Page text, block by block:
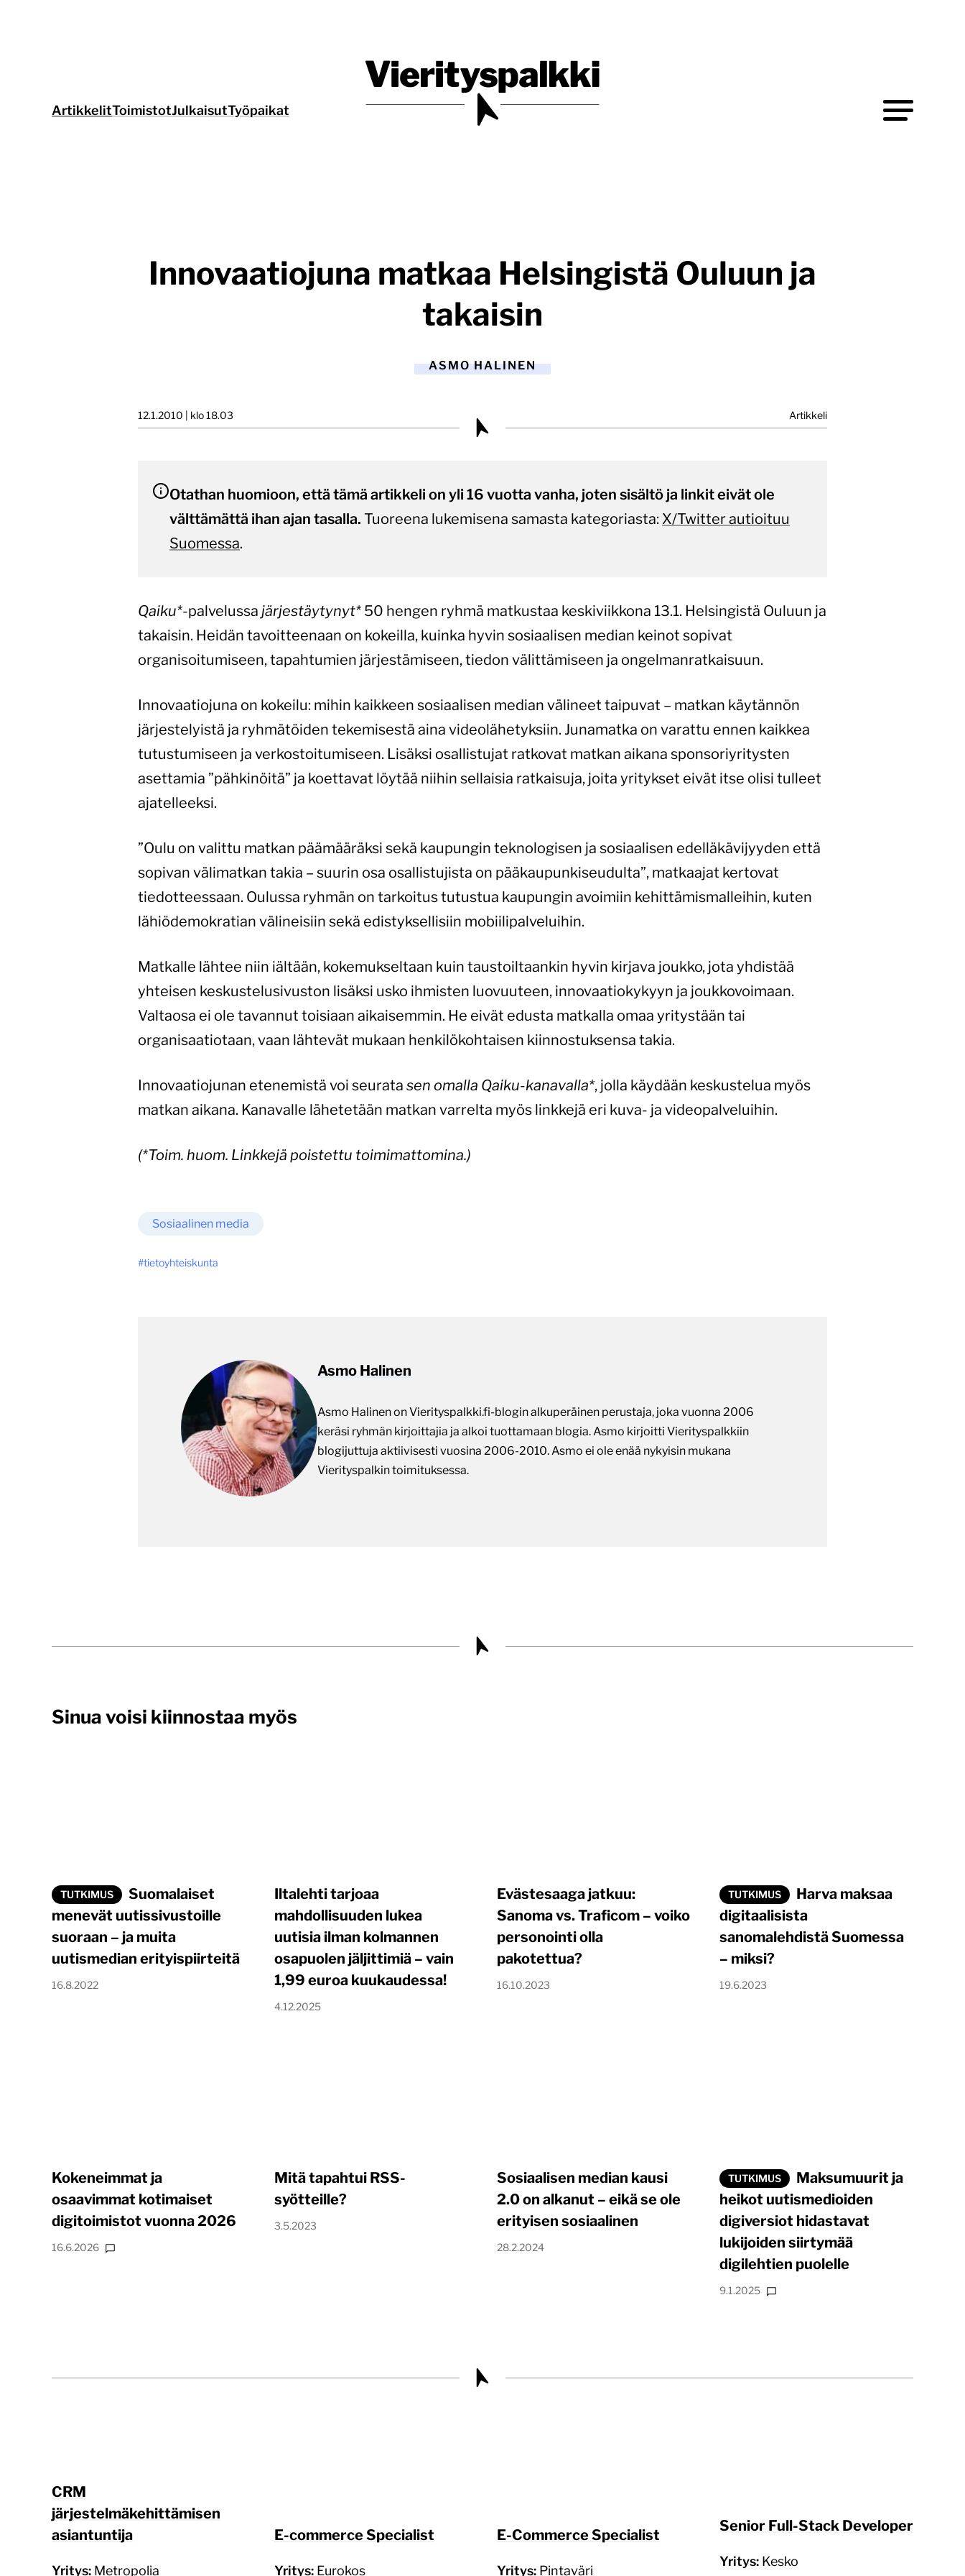
ArtikkelitToimistotJulkaisutTyöpaikat
Vierityspalkki.fi
Innovaatiojuna matkaa Helsingistä Ouluun ja
takaisin
ASMO HALINEN
12.1.2010 | klo 18.03 Artikkeli
Otathan huomioon, että tämä artikkeli on yli 16 vuotta vanha, joten sisältö ja linkit eivät ole
välttämättä ihan ajan tasalla. Tuoreena lukemisena samasta kategoriasta: X/Twitter autioituu
Suomessa.
Qaiku*-palvelussa järjestäytynyt* 50 hengen ryhmä matkustaa keskiviikkona 13.1. Helsingistä Ouluun ja
takaisin. Heidän tavoitteenaan on kokeilla, kuinka hyvin sosiaalisen median keinot sopivat
organisoitumiseen, tapahtumien järjestämiseen, tiedon välittämiseen ja ongelmanratkaisuun.
Innovaatiojuna on kokeilu: mihin kaikkeen sosiaalisen median välineet taipuvat – matkan käytännön
järjestelyistä ja ryhmätöiden tekemisestä aina videolähetyksiin. Junamatka on varattu ennen kaikkea
tutustumiseen ja verkostoitumiseen. Lisäksi osallistujat ratkovat matkan aikana sponsoriyritysten
asettamia ”pähkinöitä” ja koettavat löytää niihin sellaisia ratkaisuja, joita yritykset eivät itse olisi tulleet
ajatelleeksi.
”Oulu on valittu matkan päämääräksi sekä kaupungin teknologisen ja sosiaalisen edelläkävijyyden että
sopivan välimatkan takia – suurin osa osallistujista on pääkaupunkiseudulta”, matkaajat kertovat
tiedotteessaan. Oulussa ryhmän on tarkoitus tutustua kaupungin avoimiin kehittämismalleihin, kuten
lähiödemokratian välineisiin sekä edistyksellisiin mobiilipalveluihin.
Matkalle lähtee niin iältään, kokemukseltaan kuin taustoiltaankin hyvin kirjava joukko, jota yhdistää
yhteisen keskustelusivuston lisäksi usko ihmisten luovuuteen, innovaatiokykyyn ja joukkovoimaan.
Valtaosa ei ole tavannut toisiaan aikaisemmin. He eivät edusta matkalla omaa yritystään tai
organisaatiotaan, vaan lähtevät mukaan henkilökohtaisen kiinnostuksensa takia.
Innovaatiojunan etenemistä voi seurata sen omalla Qaiku-kanavalla*, jolla käydään keskustelua myös
matkan aikana. Kanavalle lähetetään matkan varrelta myös linkkejä eri kuva- ja videopalveluihin.
(*Toim. huom. Linkkejä poistettu toimimattomina.)
Sosiaalinen media
tietoyhteiskunta
Asmo Halinen
Asmo Halinen on Vierityspalkki.fi-blogin alkuperäinen perustaja, joka vuonna 2006
keräsi ryhmän kirjoittajia ja alkoi tuottamaan blogia. Asmo kirjoitti Vierityspalkkiin
blogijuttuja aktiivisesti vuosina 2006-2010. Asmo ei ole enää nykyisin mukana
Vierityspalkin toimituksessa.
Sinua voisi kiinnostaa myös
TUTKIMUS
Suomalaiset
menevät uutissivustoille
suoraan – ja muita
uutismedian erityispiirteitä
16.8.2022
Iltalehti tarjoaa
mahdollisuuden lukea
uutisia ilman kolmannen
osapuolen jäljittimiä – vain
1,99 euroa kuukaudessa!
4.12.2025
Evästesaaga jatkuu:
Sanoma vs. Traficom – voiko
personointi olla
pakotettua?
16.10.2023
TUTKIMUS
Harva maksaa
digitaalisista
sanomalehdistä Suomessa
– miksi?
19.6.2023
Kokeneimmat ja
osaavimmat kotimaiset
digitoimistot vuonna 2026
16.6.2026
Mitä tapahtui RSS-
syötteille?
3.5.2023
Sosiaalisen median kausi
2.0 on alkanut – eikä se ole
erityisen sosiaalinen
28.2.2024
TUTKIMUS
Maksumuurit ja
heikot uutismedioiden
digiversiot hidastavat
lukijoiden siirtymää
digilehtien puolelle
9.1.2025
CRM
järjestelmäkehittämisen
asiantuntija
Yritys: Metropolia
E-commerce Specialist
Yritys: Eurokos
E-Commerce Specialist
Yritys: Pintaväri
Senior Full-Stack Developer
Yritys: Kesko